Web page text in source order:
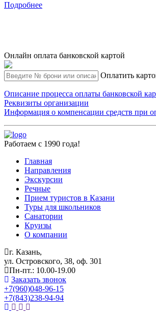
Подробнее
Онлайн оплата банковской картой
Оплатить
Описание процесса оплаты банковской
Реквизиты организации
Информация о компенсации средств при
Работаем с 1990 года!
Главная
Направления
Экскурсии
Речные
Прием туристов в Казани
Туры для школьников
Санатории
Круизы
О компании
г. Казань,
ул. Островского, 38, оф. 301
Пн-пт.: 10.00-19.00
Заказать звонок
+7(960)048-96-15
+7(843)238-94-94